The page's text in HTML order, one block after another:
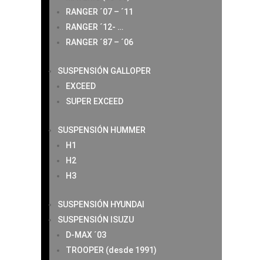
RANGER ´07 – ´11
RANGER ´12- …
RANGER ´87 – ´06
SUSPENSIÓN GALLOPER
EXCEED
SUPER EXCEED
SUSPENSIÓN HUMMER
H1
H2
H3
SUSPENSIÓN HYUNDAI
SUSPENSIÓN ISUZU
D-MAX ´03
TROOPER (desde 1991)